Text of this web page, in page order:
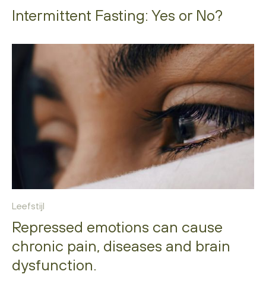
Intermittent Fasting: Yes or No?
Leefstijl
Repressed emotions can cause
chronic pain, diseases and brain
dysfunction.